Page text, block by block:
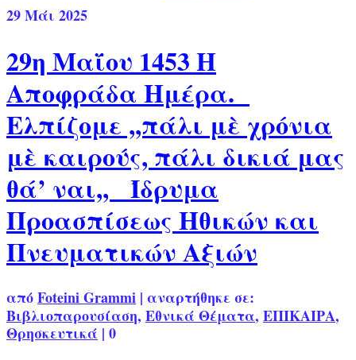
29Μάι 2025
29η Μαΐου 1453 Η
Αποφράδα Ημέρα.
Ελπίζομε ,,πάλι μὲ χρόνια
μὲ καιρούς, πάλι δικιά μας
θά’ ναι,, Ίδρυμα
Προασπίσεως Ηθικών και
Πνευματικών Αξιών
απόFoteini Grammi | αναρτήθηκε σε:
Βιβλιοπαρουσίαση, Εθνικά Θέματα, ΕΠΙΚΑΙΡΑ,
Θρησκευτικά | 0